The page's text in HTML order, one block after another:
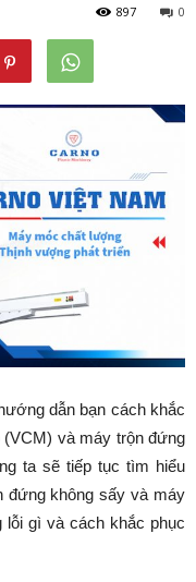
0
897
dẫn bạn cách khắc
và máy trộn đứng
ta sẽ tiếp tục tìm hiểu
đứng không sấy và máy
lỗi gì và cách khắc phục